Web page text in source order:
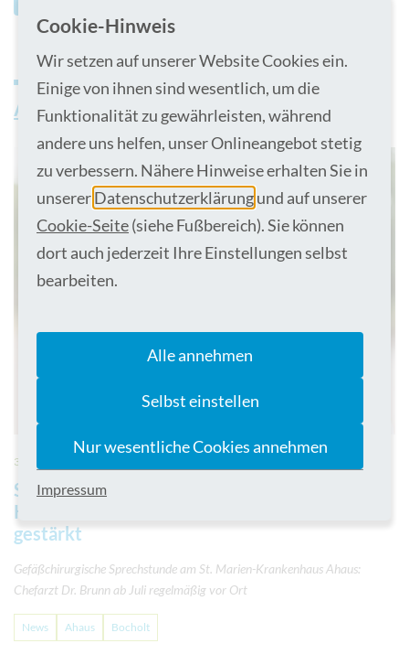
Aktuelles und Veranstaltungen
31.07.2026
Standortübergreifende Zusammenarbeit im
Klinikum Westmünsterland wird weiter
gestärkt
Gefäßchirurgische Sprechstunde am St. Marien-Krankenhaus Ahaus:
Chefarzt Dr. Brunn ab Juli regelmäßig vor Ort
News Ahaus Bocholt
Cookie-Hinweis
Wir setzen auf unserer Website Cookies ein.
Einige von ihnen sind wesentlich, um die
Funktionalität zu gewährleisten, während
andere uns helfen, unser Onlineangebot stetig
zu verbessern. Nähere Hinweise erhalten Sie in
unsererDatenschutzerklärungund auf unserer
Cookie-Seite(siehe Fußbereich). Sie können
dort auch jederzeit Ihre Einstellungen selbst
bearbeiten.
Alle annehmen
Selbst einstellen
Nur wesentliche Cookies annehmen
Impressum